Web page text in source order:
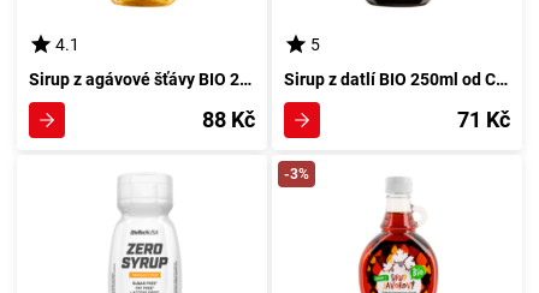
4.1
Sirup z agávové šťávy BIO 250ml od Country Life
88 Kč
5
Sirup z datlí BIO 250ml od Country Life
71 Kč
-3%